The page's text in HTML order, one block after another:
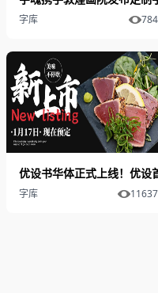
字库 784
优设书华体正式上线！优设
字库 11637